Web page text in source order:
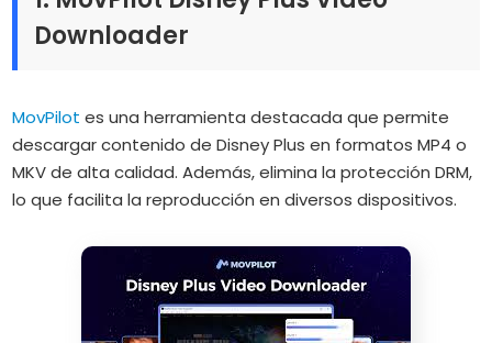
Downloader
MovPilot es una herramienta destacada que permite
descargar contenido de Disney Plus en formatos MP4 o
MKV de alta calidad. Además, elimina la protección DRM,
lo que facilita la reproducción en diversos dispositivos.